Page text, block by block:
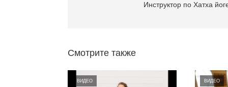
Инструктор по Хатха
Смотрите также
ВИДЕО ВИДЕО